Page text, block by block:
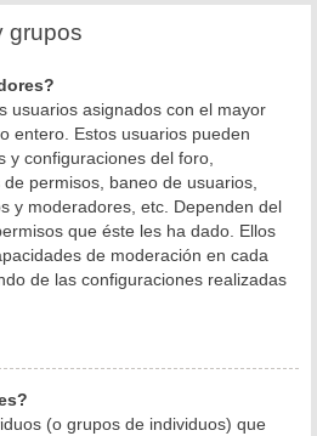
grupos
usuarios asignados con el mayor
entero. Estos usuarios pueden
y configuraciones del foro,
permisos, baneo de usuarios,
y moderadores, etc. Dependen del
que éste les ha dado. Ellos
de moderación en cada
de las configuraciones realizadas
(o grupos de individuos) que